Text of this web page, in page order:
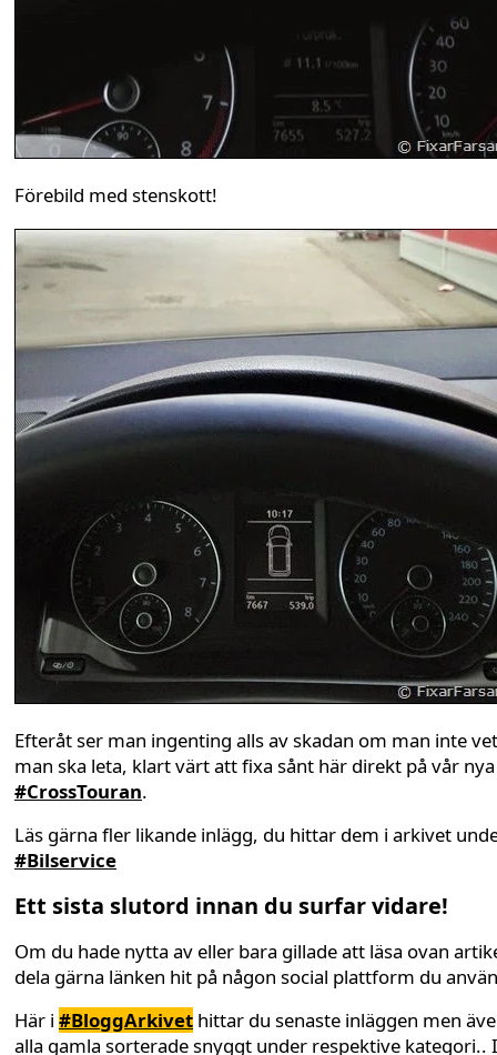
Förebild med stenskott!
Efteråt ser man ingenting alls av skadan om man inte
man ska leta, klart värt att fixa sånt här direkt på vår nya
#CrossTouran.
Läs gärna fler likande inlägg, du hittar dem i arkivet
#Bilservice
Ett sista slutord innan du surfar vidare!
Om du hade nytta av eller bara gillade att läsa ovan
dela gärna länken hit på någon social plattform du
Här i #BloggArkivet hittar du senaste inläggen men
alla gamla sorterade snyggt under respektive kategori..